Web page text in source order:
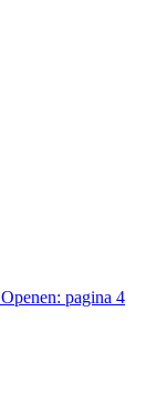
Openen: pagina 4